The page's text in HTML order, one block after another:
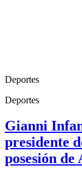
Deportes
Deportes
Gianni
presidente
posesión